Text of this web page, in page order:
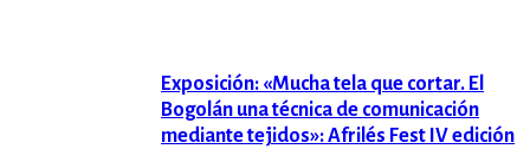
Exposición: «Mucha tela que cortar. El
Bogolán una técnica de comunicación
mediante tejidos»: Afrilés Fest IV edición